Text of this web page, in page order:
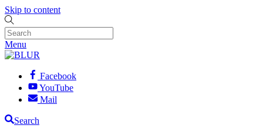
Skip to content
Menu
Facebook
YouTube
Mail
Search